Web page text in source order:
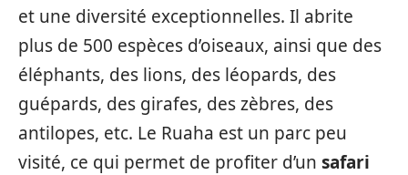
et une diversité exceptionnelles. Il abrite
plus de 500 espèces d’oiseaux, ainsi que des
éléphants, des lions, des léopards, des
guépards, des girafes, des zèbres, des
antilopes, etc. Le Ruaha est un parc peu
visité, ce qui permet de profiter d’un safari